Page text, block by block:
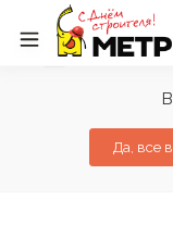
Да, все